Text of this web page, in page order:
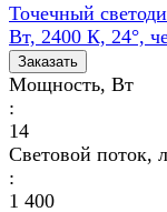
Точечный
Вт, 2400 К, 24°,
Заказать
Мощность, Вт
:
14
Световой поток,
:
1 400